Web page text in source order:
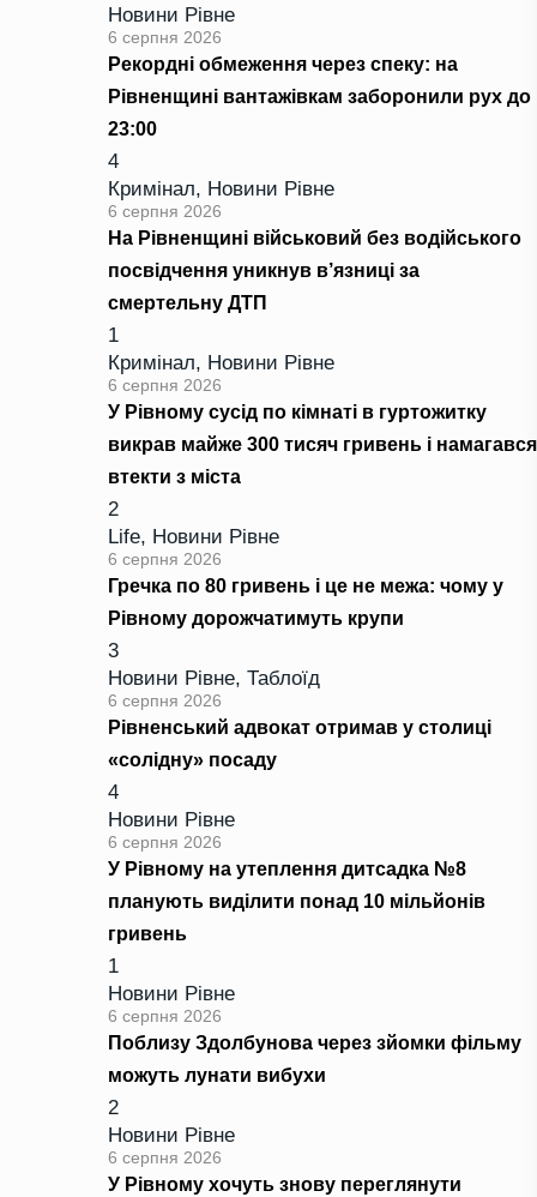
Новини Рівне
6 серпня 2026
Рекордні обмеження через спеку: на
Рівненщині вантажівкам заборонили рух до
23:00
4
Кримінал, Новини Рівне
6 серпня 2026
На Рівненщині військовий без водійського
посвідчення уникнув в’язниці за
смертельну ДТП
1
Кримінал, Новини Рівне
6 серпня 2026
У Рівному сусід по кімнаті в гуртожитку
викрав майже 300 тисяч гривень і намагався
втекти з міста
2
Life, Новини Рівне
6 серпня 2026
Гречка по 80 гривень і це не межа: чому у
Рівному дорожчатимуть крупи
3
Новини Рівне, Таблоїд
6 серпня 2026
Рівненський адвокат отримав у столиці
«солідну» посаду
4
Новини Рівне
6 серпня 2026
У Рівному на утеплення дитсадка №8
планують виділити понад 10 мільйонів
гривень
1
Новини Рівне
6 серпня 2026
Поблизу Здолбунова через зйомки фільму
можуть лунати вибухи
2
Новини Рівне
6 серпня 2026
У Рівному хочуть знову переглянути